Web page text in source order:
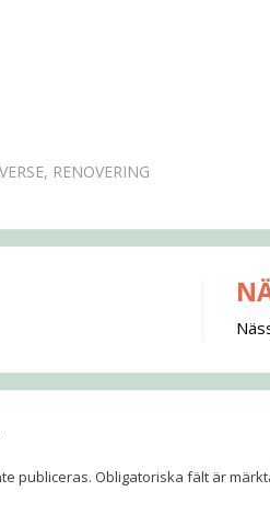
, RENOVERING
publiceras. Obligatoriska fält är